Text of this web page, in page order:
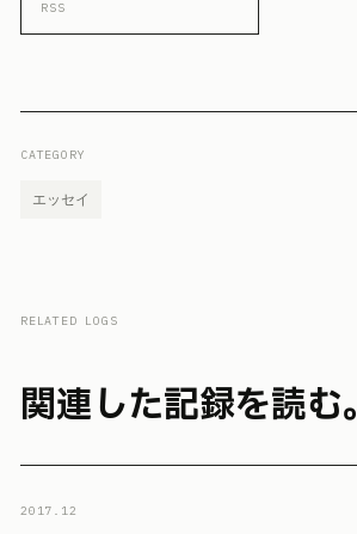
RSS
CATEGORY
エッセイ
RELATED LOGS
関連した記録を読む。
2017.12